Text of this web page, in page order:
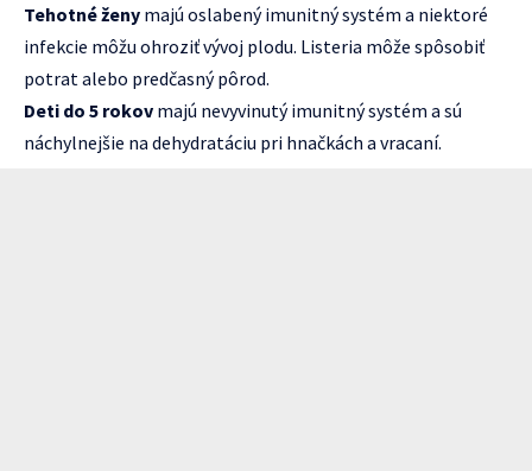
Tehotné ženy majú oslabený imunitný systém a niektoré
infekcie môžu ohroziť vývoj plodu. Listeria môže spôsobiť
potrat alebo predčasný pôrod.
Deti do 5 rokov majú nevyvinutý imunitný systém a sú
náchylnejšie na dehydratáciu pri hnačkách a vracaní.